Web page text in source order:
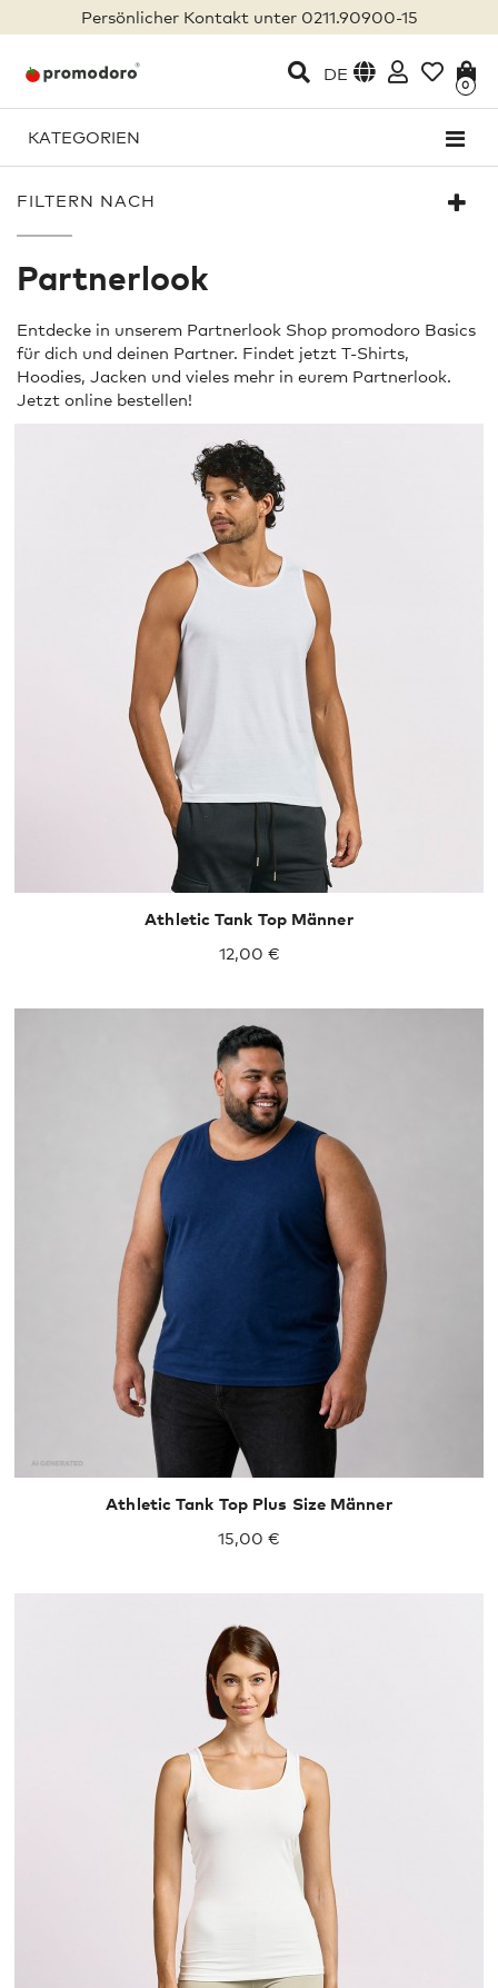
Persönlicher Kontakt unter 0211.90900-15
DE
0
KATEGORIEN
FILTERN NACH
Partnerlook
Entdecke in unserem Partnerlook Shop promodoro Basics
für dich und deinen Partner. Findet jetzt T-Shirts,
Hoodies, Jacken und vieles mehr in eurem Partnerlook.
Jetzt online bestellen!
S XXL
Athletic Tank Top Männer
12,00 €
Athletic Tank Top Plus Size Männer
15,00 €
XS M XL